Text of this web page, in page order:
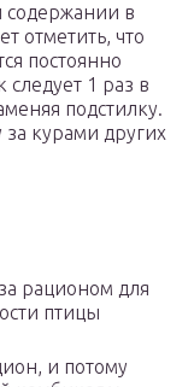
содержании в
отметить, что
постоянно
следует 1 раз в
подстилку.
за курами других
рационом для
птицы
и потому